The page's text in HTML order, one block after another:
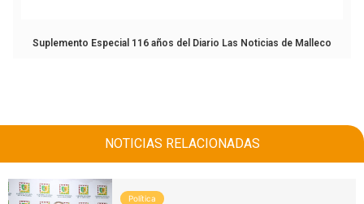
Suplemento Especial 116 años del Diario Las Noticias de Malleco
NOTICIAS RELACIONADAS
Política